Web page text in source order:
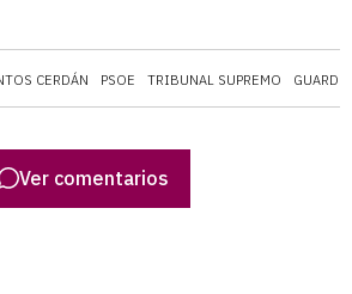
CERDÁN PSOE TRIBUNAL SUPREMO
Ver comentarios